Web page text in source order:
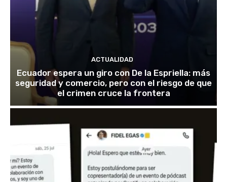
ACTUALIDAD
Ecuador espera un giro con De la Espriella: más
seguridad y comercio, pero con el riesgo de que
el crimen cruce la frontera